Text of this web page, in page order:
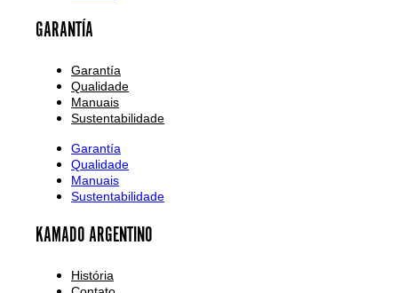
GARANTÍA
Garantía
Qualidade
Manuais
Sustentabilidade
Garantía
Qualidade
Manuais
Sustentabilidade
KAMADO ARGENTINO
História